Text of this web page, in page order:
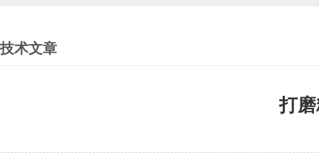
技术文章
打